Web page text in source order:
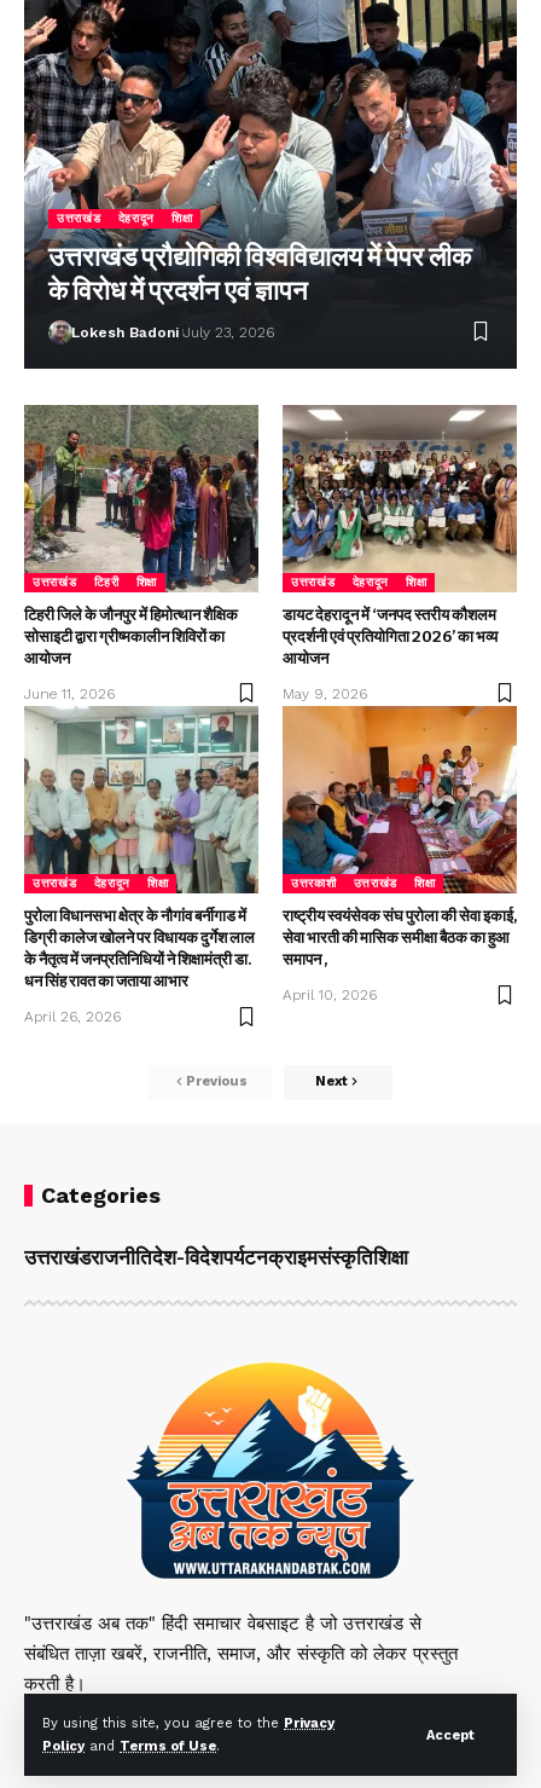
By using this site, you agree to the Privacy
Policyand Terms of Use.
Accept
उत्तराखंड देहरादून शिक्षा
उत्तराखंड प्रौद्योगिकी विश्वविद्यालय में पेपर लीक
के विरोध में प्रदर्शन एवं ज्ञापन
Lokesh Badoni July 23, 2026
उत्तराखंड टिहरी शिक्षा
टिहरी जिले के जौनपुर में हिमोत्थान शैक्षिक
सोसाइटी द्वारा ग्रीष्मकालीन शिविरों का
आयोजन
June 11, 2026
उत्तराखंड देहरादून शिक्षा
डायट देहरादून में ‘जनपद स्तरीय कौशलम
प्रदर्शनी एवं प्रतियोगिता 2026’ का भव्य
आयोजन
May 9, 2026
उत्तराखंड देहरादून शिक्षा
पुरोला विधानसभा क्षेत्र के नौगांव बर्नीगाड में
डिग्री कालेज खोलने पर विधायक दुर्गेश लाल
के नैतृत्व में जनप्रतिनिधियों ने शिक्षामंत्री डा.
धन सिंह रावत का जताया आभार
April 26, 2026
उत्तरकाशी उत्तराखंड शिक्षा
राष्ट्रीय स्वयंसेवक संघ पुरोला की सेवा इकाई,
सेवा भारती की मासिक समीक्षा बैठक का हुआ
समापन ,
April 10, 2026
Previous Next
Categories
उत्तराखंडराजनीतिदेश-विदेशपर्यटनक्राइमसंस्कृतिशिक्षा
"उत्तराखंड अब तक" हिंदी समाचार वेबसाइट है जो उत्तराखंड से
संबंधित ताज़ा खबरें, राजनीति, समाज, और संस्कृति को लेकर प्रस्तुत
करती है।